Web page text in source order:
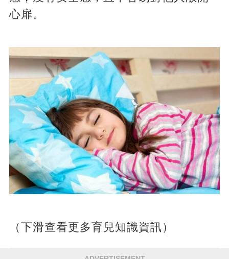
心扉。
（下滑查看更多育兒知識資訊）